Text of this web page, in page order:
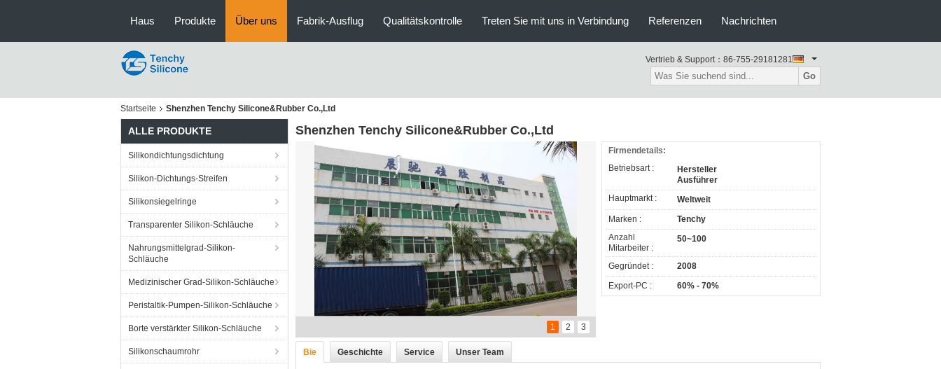
Haus Produkte Über uns Fabrik-Ausflug Qualitätskontrolle Treten Sie mit uns in Verbindung Referenzen Nachrichten
Vertrieb & Support： 86-755-29181281
Go
Startseite Shenzhen Tenchy Silicone&Rubber Co.,Ltd
ALLE PRODUKTE
Silikondichtungsdichtung
Silikon-Dichtungs-Streifen
Silikonsiegelringe
Transparenter Silikon-Schläuche
Nahrungsmittelgrad-Silikon-
Schläuche
Medizinischer Grad-Silikon-Schläuche
Peristaltik-Pumpen-Silikon-Schläuche
Borte verstärkter Silikon-Schläuche
Silikonschaumrohr
Shenzhen Tenchy Silicone&Rubber Co.,Ltd
1 2 3
Firmendetails:
Betriebsart :
Hersteller
Ausführer
Hauptmarkt :
Weltweit
Marken :
Tenchy
Anzahl
Mitarbeiter :
50~100
Gegründet :
2008
Export-PC :
60% - 70%
Bie Geschichte Service Unser Team